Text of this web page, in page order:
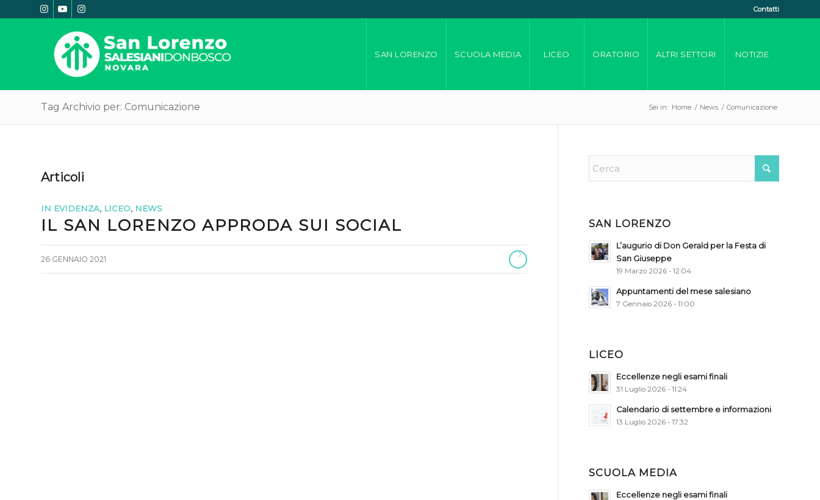
Contatti
SAN LORENZO SCUOLA MEDIA LICEO ORATORIO ALTRI SETTORI NOTIZIE
Tag Archivio per: Comunicazione Sei in: Home / News / Comunicazione
Articoli
IN EVIDENZA, LICEO, NEWS
IL SAN LORENZO APPRODA SUI SOCIAL
26 GENNAIO 2021
SAN LORENZO
L’augurio di Don Gerald per la Festa di
San Giuseppe
19 Marzo 2026 - 12:04
Appuntamenti del mese salesiano
7 Gennaio 2026 - 11:00
LICEO
Eccellenze negli esami finali
31 Luglio 2026 - 11:24
Calendario di settembre e informazioni
13 Luglio 2026 - 17:32
SCUOLA MEDIA
Eccellenze negli esami finali